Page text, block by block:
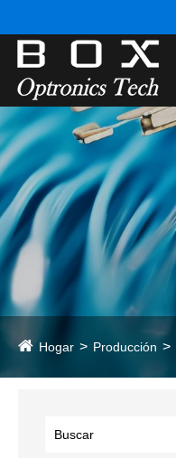
Hogar Producción